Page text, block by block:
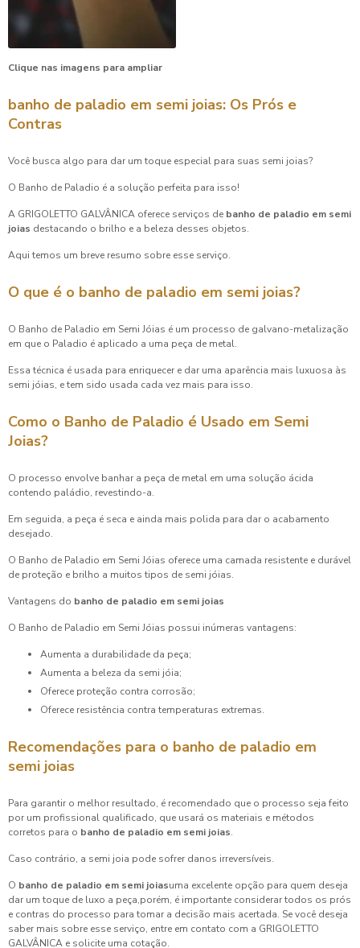
Clique nas imagens para ampliar
banho de paladio em semi joias: Os Prós e
Contras
Você busca algo para dar um toque especial para suas semi joias?
O Banho de Paladio é a solução perfeita para isso!
A GRIGOLETTO GALVÂNICA oferece serviços de banho de paladio em semi
joias destacando o brilho e a beleza desses objetos.
Aqui temos um breve resumo sobre esse serviço.
O que é o banho de paladio em semi joias?
O Banho de Paladio em Semi Jóias é um processo de galvano-metalização
em que o Paladio é aplicado a uma peça de metal.
Essa técnica é usada para enriquecer e dar uma aparência mais luxuosa às
semi jóias, e tem sido usada cada vez mais para isso.
Como o Banho de Paladio é Usado em Semi
Joias?
O processo envolve banhar a peça de metal em uma solução ácida
contendo paládio, revestindo-a.
Em seguida, a peça é seca e ainda mais polida para dar o acabamento
desejado.
O Banho de Paladio em Semi Jóias oferece uma camada resistente e durável
de proteção e brilho a muitos tipos de semi jóias.
Vantagens do banho de paladio em semi joias
O Banho de Paladio em Semi Jóias possui inúmeras vantagens:
Aumenta a durabilidade da peça;
Aumenta a beleza da semi jóia;
Oferece proteção contra corrosão;
Oferece resistência contra temperaturas extremas.
Recomendações para o banho de paladio em
semi joias
Para garantir o melhor resultado, é recomendado que o processo seja feito
por um profissional qualificado, que usará os materiais e métodos
corretos para o banho de paladio em semi joias.
Caso contrário, a semi joia pode sofrer danos irreversíveis.
O banho de paladio em semi joiasuma excelente opção para quem deseja
dar um toque de luxo a peça,porém, é importante considerar todos os prós
e contras do processo para tomar a decisão mais acertada. Se você deseja
saber mais sobre esse serviço, entre em contato com a GRIGOLETTO
GALVÂNICA e solicite uma cotação.